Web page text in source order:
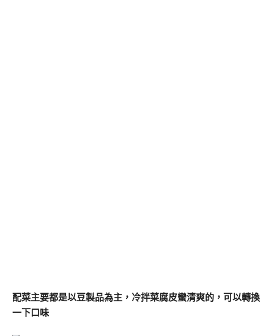
配菜主要都是以豆製品為主，冷拌菜腐皮蠻清爽的，可以轉換
一下口味